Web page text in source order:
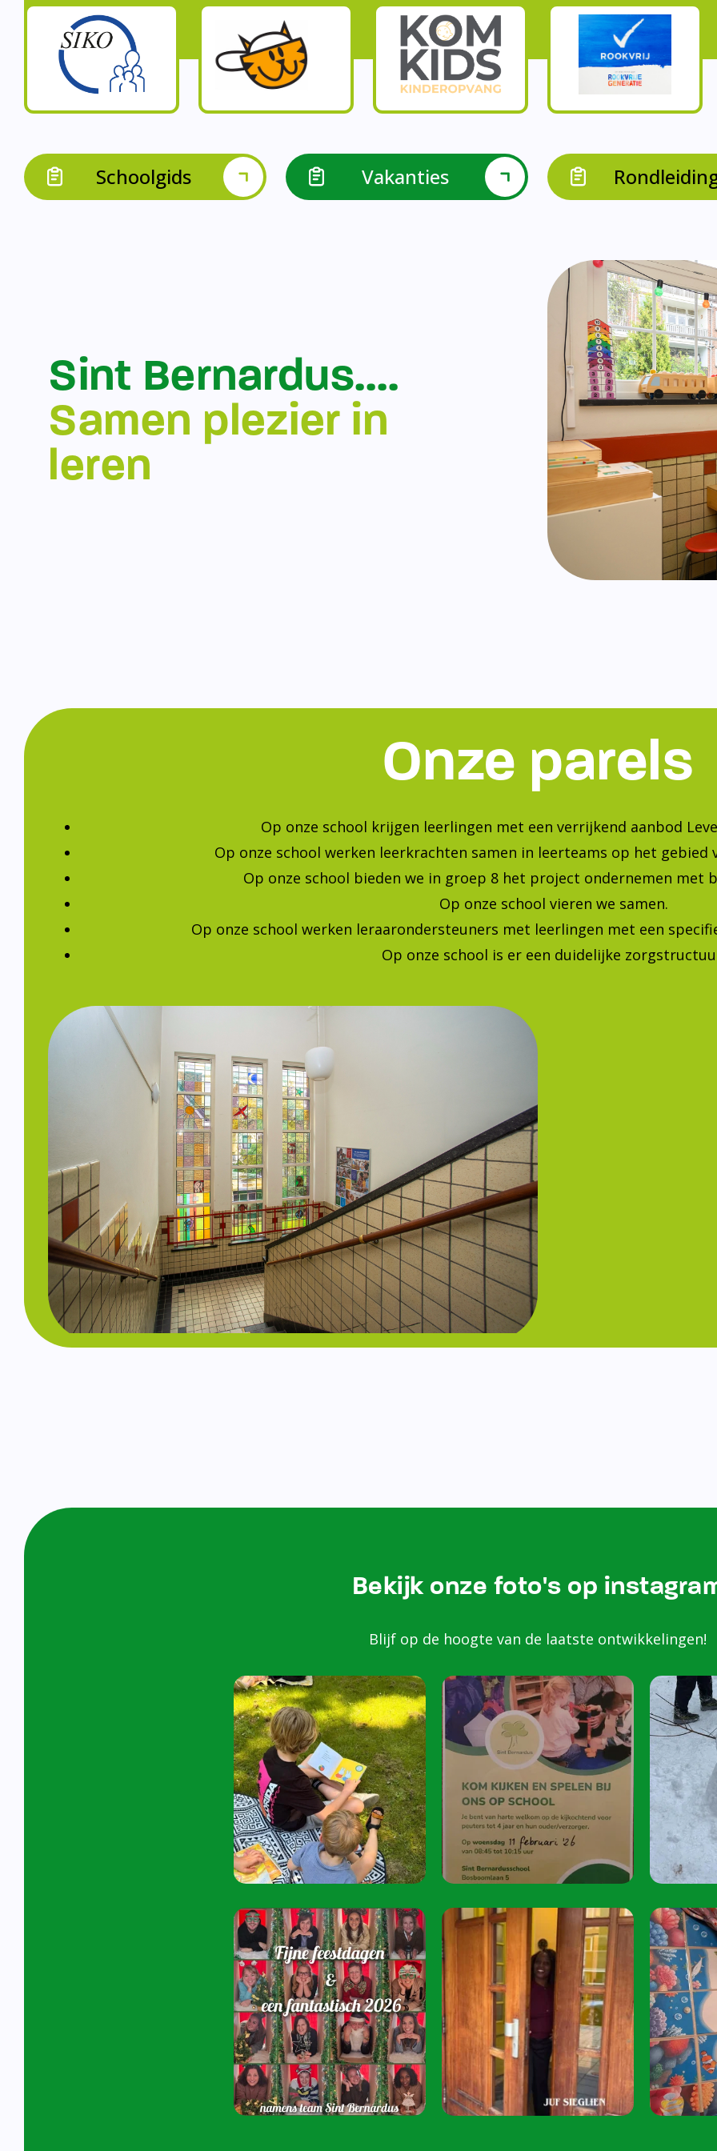
Op onze school krijgen leerlingen met een verrijkend aanbod
Op onze school werken leerkrachten samen in leerteams op het gebied
Op onze school vieren we samen.
Op onze school werken leraarondersteuners met leerlingen met een
Op onze school is er een duidelijke
Bekijk onze foto's op
Blijf op de hoogte van de laatste ontwikkelingen!
Peuters van 2
harte welkom
oktober 2026.
Speel je mee?